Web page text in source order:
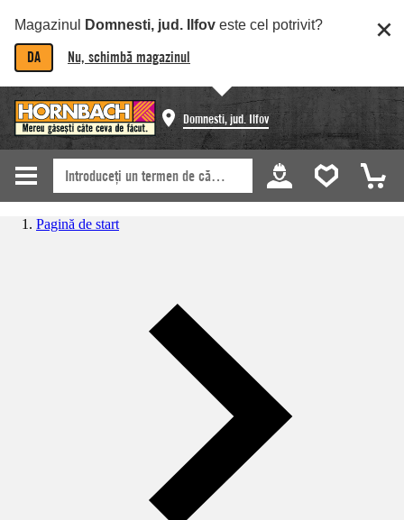
Magazinul Domnesti, jud. Ilfov este cel potrivit?
DA Nu, schimbă magazinul
Domnesti, jud. Ilfov
Pagină de start